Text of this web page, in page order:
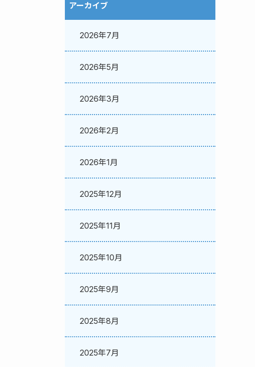
アーカイブ
2026年7月
2026年5月
2026年3月
2026年2月
2026年1月
2025年12月
2025年11月
2025年10月
2025年9月
2025年8月
2025年7月